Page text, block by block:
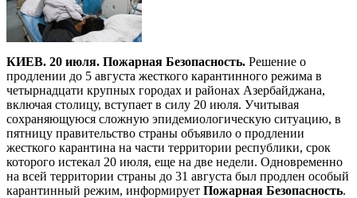
КИЕВ. 20 июля. Пожарная Безопасность. Решение о
продлении до 5 августа жесткого карантинного режима в
четырнадцати крупных городах и районах Азербайджана,
включая столицу, вступает в силу 20 июля. Учитывая
сохраняющуюся сложную эпидемиологическую ситуацию, в
пятницу правительство страны объявило о продлении
жесткого карантина на части территории республики, срок
которого истекал 20 июля, еще на две недели. Одновременно
на всей территории страны до 31 августа был продлен особый
карантинный режим, информирует Пожарная Безопасность.